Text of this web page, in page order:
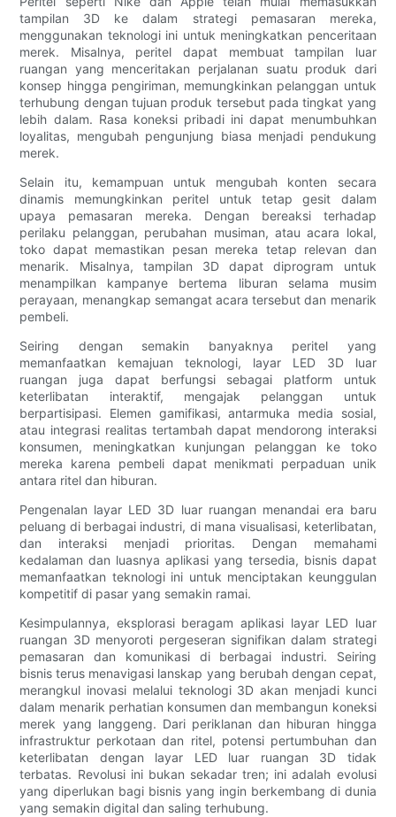
tampilan 3D ke dalam strategi pemasaran mereka,
menggunakan teknologi ini untuk meningkatkan penceritaan
merek. Misalnya, peritel dapat membuat tampilan luar
ruangan yang menceritakan perjalanan suatu produk dari
konsep hingga pengiriman, memungkinkan pelanggan untuk
terhubung dengan tujuan produk tersebut pada tingkat yang
lebih dalam. Rasa koneksi pribadi ini dapat menumbuhkan
loyalitas, mengubah pengunjung biasa menjadi pendukung
merek.
Selain itu, kemampuan untuk mengubah konten secara
dinamis memungkinkan peritel untuk tetap gesit dalam
upaya pemasaran mereka. Dengan bereaksi terhadap
perilaku pelanggan, perubahan musiman, atau acara lokal,
toko dapat memastikan pesan mereka tetap relevan dan
menarik. Misalnya, tampilan 3D dapat diprogram untuk
menampilkan kampanye bertema liburan selama musim
perayaan, menangkap semangat acara tersebut dan menarik
pembeli.
Seiring dengan semakin banyaknya peritel yang
memanfaatkan kemajuan teknologi, layar LED 3D luar
ruangan juga dapat berfungsi sebagai platform untuk
keterlibatan interaktif, mengajak pelanggan untuk
berpartisipasi. Elemen gamifikasi, antarmuka media sosial,
atau integrasi realitas tertambah dapat mendorong interaksi
konsumen, meningkatkan kunjungan pelanggan ke toko
mereka karena pembeli dapat menikmati perpaduan unik
antara ritel dan hiburan.
Pengenalan layar LED 3D luar ruangan menandai era baru
peluang di berbagai industri, di mana visualisasi, keterlibatan,
dan interaksi menjadi prioritas. Dengan memahami
kedalaman dan luasnya aplikasi yang tersedia, bisnis dapat
memanfaatkan teknologi ini untuk menciptakan keunggulan
kompetitif di pasar yang semakin ramai.
Kesimpulannya, eksplorasi beragam aplikasi layar LED luar
ruangan 3D menyoroti pergeseran signifikan dalam strategi
pemasaran dan komunikasi di berbagai industri. Seiring
bisnis terus menavigasi lanskap yang berubah dengan cepat,
merangkul inovasi melalui teknologi 3D akan menjadi kunci
dalam menarik perhatian konsumen dan membangun koneksi
merek yang langgeng. Dari periklanan dan hiburan hingga
infrastruktur perkotaan dan ritel, potensi pertumbuhan dan
keterlibatan dengan layar LED luar ruangan 3D tidak
terbatas. Revolusi ini bukan sekadar tren; ini adalah evolusi
yang diperlukan bagi bisnis yang ingin berkembang di dunia
yang semakin digital dan saling terhubung.